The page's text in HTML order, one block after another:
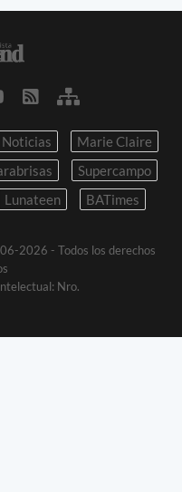
Noticias
Marie Claire
Supercampo
Lunateen BATimes
2026 - Todos los derechos
Nro.